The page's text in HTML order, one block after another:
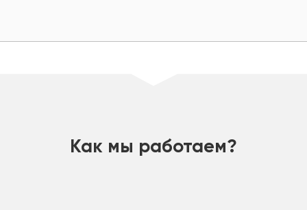
Как мы работаем?